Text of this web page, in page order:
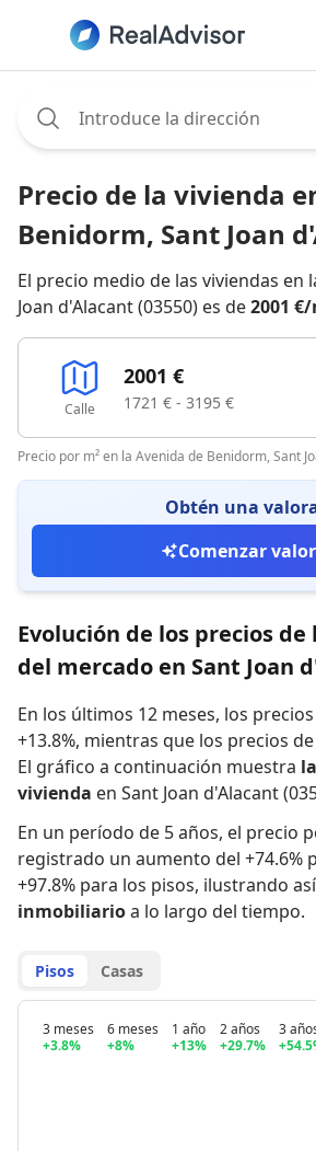
Precio de la vivienda
Benidorm, Sant Joan
El precio medio de las viviendas en
Joan d'Alacant (03550) es de2001 €/
Calle
2001 €
1721 € - 3195 €
Precio por m² en la Avenida de Benidorm, Sant
Obtén una
Comenzar
Evolución de los precios
del mercado en Sant Joan
En los últimos 12 meses, los
+13.8%, mientras que los precios
El gráfico a continuación muestra
vivienda en Sant Joan d'Alacant
En un período de 5 años, el precio
registrado un aumento del +74.6%
+97.8% para los pisos, ilustrando
inmobiliarioa lo largo del tiempo.
Pisos Casas
3 meses
+3.8%
6 meses
+8%
1 año
+13%
2 años
+29.7%
3